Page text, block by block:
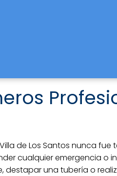
de Los Santos nunca
cualquier emergencia o
destapar una tubería o